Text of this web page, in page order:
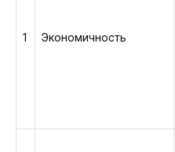
1 Экономичность